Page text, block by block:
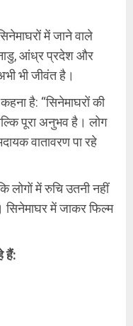
में जाने वाले
आंध्र प्रदेश और
भी जीवंत है।
है: “सिनेमाघरों की
पूरा अनुभव है। लोग
वातावरण पा रहे
लोगों में रुचि उतनी नहीं
में जाकर फिल्म
हैं: